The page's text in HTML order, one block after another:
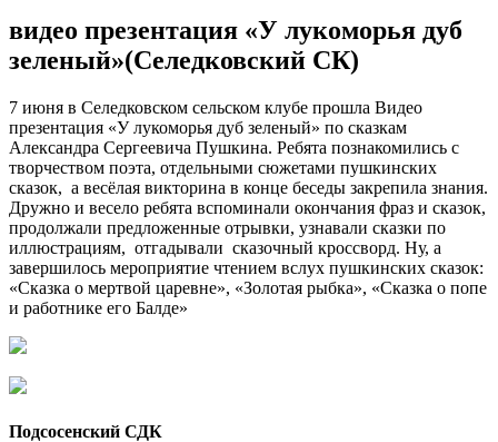
видео презентация «У лукоморья дуб
зеленый»(Селедковский СК)
7 июня в Селедковском сельском клубе прошла Видео
презентация «У лукоморья дуб зеленый» по сказкам
Александра Сергеевича Пушкина. Ребята познакомились с
творчеством поэта, отдельными сюжетами пушкинских
сказок, а весёлая викторина в конце беседы закрепила знания.
Дружно и весело ребята вспоминали окончания фраз и сказок,
продолжали предложенные отрывки, узнавали сказки по
иллюстрациям, отгадывали сказочный кроссворд. Ну, а
завершилось мероприятие чтением вслух пушкинских сказок:
«Сказка о мертвой царевне», «Золотая рыбка», «Сказка о попе
и работнике его Балде»
Подсосенский СДК